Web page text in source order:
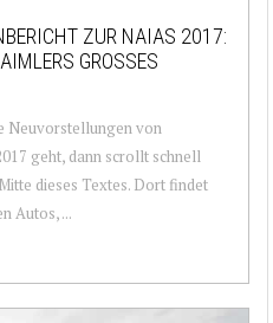
ZUR NAIAS 2017:
GROSSES C
Neuvorstellungen von
geht, dann scrollt schnell
dieses Textes. Dort findet
Autos, ...